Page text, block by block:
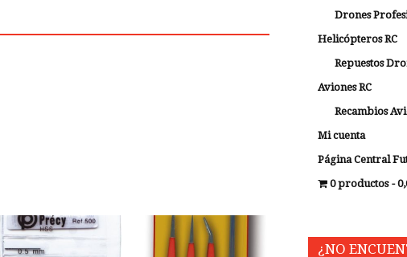
Drones
Helicópteros RC
Repuestos
Aviones RC
Recambios
Mi cuenta
Página Central
0 productos
¿NO